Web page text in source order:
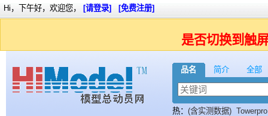
是否切换到触
品名 简介 全部
热： (含实测数据) Towerpro
Hi，下午好，欢迎您， [请登录] [免费注册]